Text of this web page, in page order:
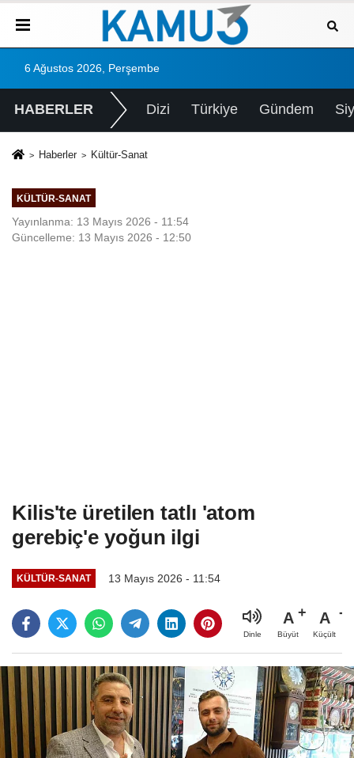
6 Ağustos 2026, Perşembe
HABERLER Dizi Türkiye Gündem
Haberler Kültür-Sanat
KÜLTÜR-SANAT
Yayınlanma: 13 Mayıs 2026 - 11:54
Güncelleme: 13 Mayıs 2026 - 12:50
Kilis'te üretilen tatlı 'atom
gerebiç'e yoğun ilgi
KÜLTÜR-SANAT 13 Mayıs 2026 - 11:54
Dinle
A
Büyüt
A
Küçült